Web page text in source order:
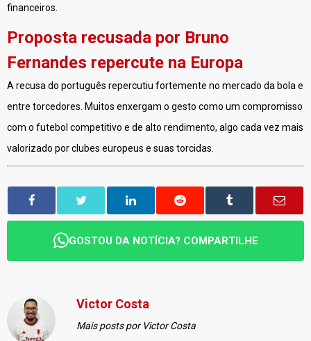
financeiros.
Proposta recusada por Bruno
Fernandes repercute na Europa
A recusa do português repercutiu fortemente no mercado da bola e
entre torcedores. Muitos enxergam o gesto como um compromisso
com o futebol competitivo e de alto rendimento, algo cada vez mais
valorizado por clubes europeus e suas torcidas.
GOSTOU DA NOTÍCIA? COMPARTILHE
Victor Costa
Mais posts por Victor Costa